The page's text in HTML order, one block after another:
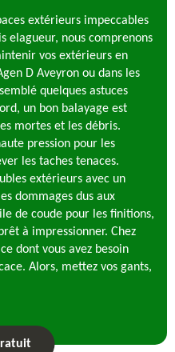
extérieurs impeccables
elagueur, nous comprenons
vos extérieurs en
D Aveyron ou dans les
quelques astuces
un bon balayage est
mortes et les débris.
pression pour les
les taches tenaces.
extérieurs avec un
dommages dus aux
de coude pour les finitions,
à impressionner. Chez
dont vous avez besoin
Alors, mettez vos gants,